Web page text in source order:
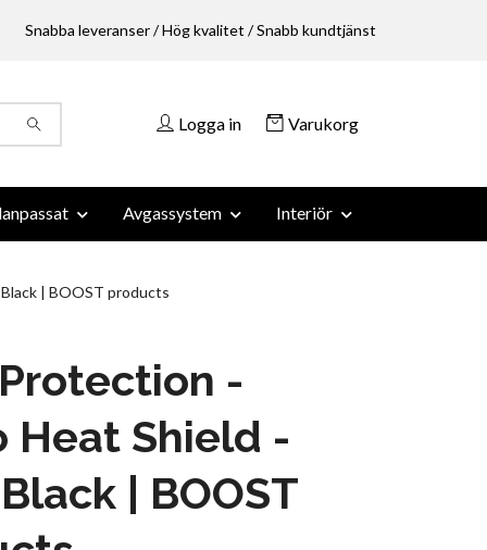
Snabba leveranser / Hög kvalitet / Snabb kundtjänst
Logga in Varukorg
Avgassystem Interiör
| BOOST products
-
Heat Shield -
| BOOST